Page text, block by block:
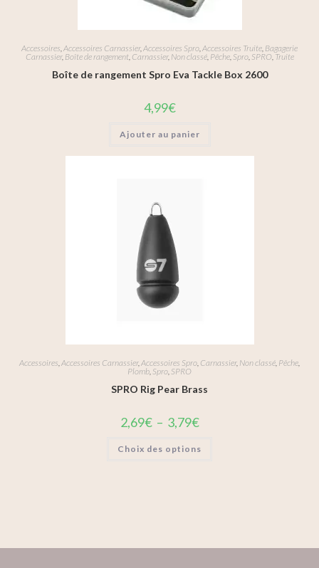
Accessoires,Accessoires Carnassier,Accessoires Spro,Accessoires Truite, Bagagerie
Carnassier, Boîte de rangement, Carnassier, Non classé, Pêche, Spro, SPRO, Truite
Boîte de rangement Spro Eva Tackle Box 2600
4,99€
Ajouter au panier
Accessoires Accessoires Carnassier, Accessoires Spro Carnassier, Non classé Pêche
Plomb Spro SPRO
SPRO Rig Pear Brass
2,69€ – 3,79€
Choix des options